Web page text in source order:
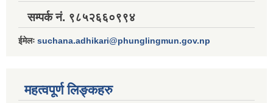
सम्पर्क नं. ९८५२६६०९९४
ईमेलः suchana.adhikari@phunglingmun.gov.np
महत्वपूर्ण लिङ्कहरु